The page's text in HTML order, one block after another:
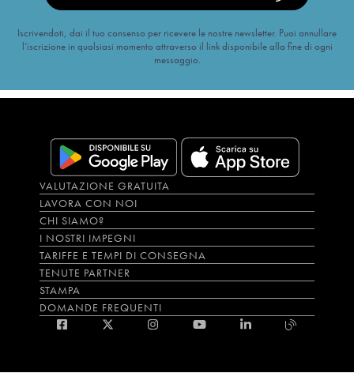
Iscrivendoti, dai il tuo consenso per ricevere le nostre newsletter. Puoi annullare
l’iscrizione in qualsiasi momento attraverso il link disponibile alla fine di ogni
messaggio.
VALUTAZIONE GRATUITA
LAVORA CON NOI
CHI SIAMO?
I NOSTRI IMPEGNI
TARIFFE E TEMPI DI CONSEGNA
TENUTE PARTNER
STAMPA
DOMANDE FREQUENTI